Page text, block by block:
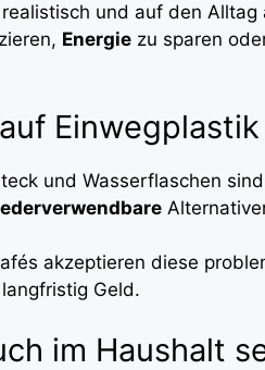
und auf den
Energie zu sparen
Einwegplastik
und Wasserflaschen
akzeptieren diese
Geld.
im Haushalt